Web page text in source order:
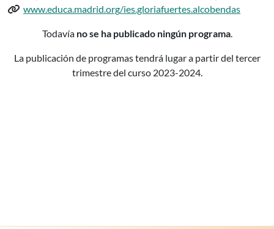
Web del centro:
www.educa.madrid.org/ies.gloriafuertes.alcobendas
Podcasts delIES GLORIA FUERTES
Todavía no se ha publicado ningún programa.
La publicación de programas tendrá lugar a partir del tercer
trimestre del curso 2023-2024.